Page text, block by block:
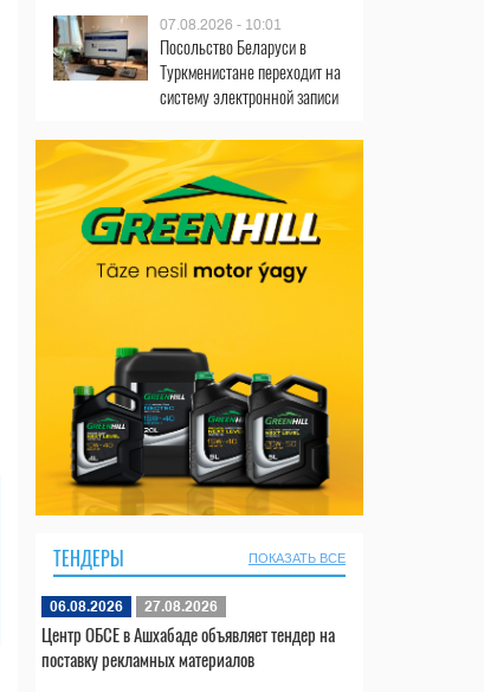
07.08.2026 - 10:01
Посольство Беларуси в
Туркменистане переходит на
систему электронной записи
ТЕНДЕРЫ ПОКАЗАТЬ ВСЕ
06.08.2026 27.08.2026
Центр ОБСЕ в Ашхабаде объявляет тендер на
поставку рекламных материалов